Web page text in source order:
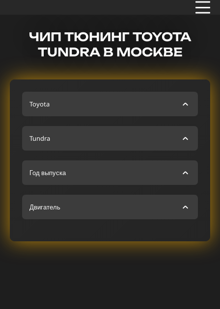
ЧИП ТЮНИНГ TOYOTA
TUNDRA В МОСКВЕ
Toyota
Tundra
Год выпуска
Двигатель